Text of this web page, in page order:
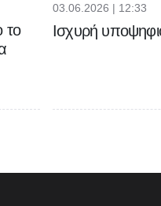
το
03.06.2026 | 12:33
Ισχυρή